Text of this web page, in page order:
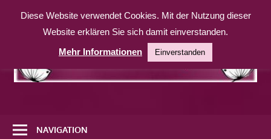
Inhalt
weitereNAVIGATION
Diese Website verwendet Cookies. Mit der Nutzung dieser
Website erklären Sie sich damit einverstanden.
Mehr Informationen
Einverstanden